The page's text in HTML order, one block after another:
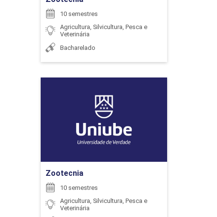
GESTÃO LOGÍSTICA
INDÚSTRIA 4.0
10 semestres
Agricultura, Silvicultura, Pesca e
Veterinária
Bacharelado
Zootecnia
10 semestres
Agricultura, Silvicultura, Pesca e
Veterinária
Detalhes do curso